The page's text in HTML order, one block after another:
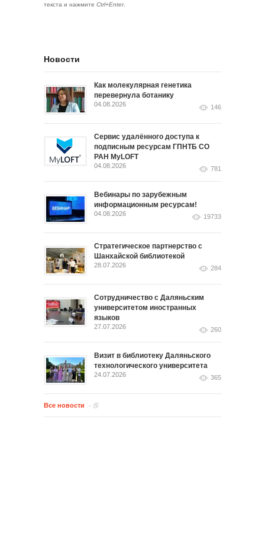
текста и нажмите Ctrl+Enter.
Новости
Как молекулярная генетика
перевернула ботанику
04.08.2026 146
Сервис удалённого доступа к
подписным ресурсам ГПНТБ СО
РАН MyLOFT
04.08.2026 781
Вебинары по зарубежным
информационным ресурсам!
04.08.2026 19733
Стратегическое партнерство с
Шанхайской библиотекой
28.07.2026 284
Сотрудничество с Даляньским
университетом иностранных
языков
27.07.2026 260
Визит в библиотеку Даляньского
технологического университета
24.07.2026 365
Все новости